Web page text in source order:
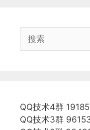
QQ技术4群
QQ技术3群